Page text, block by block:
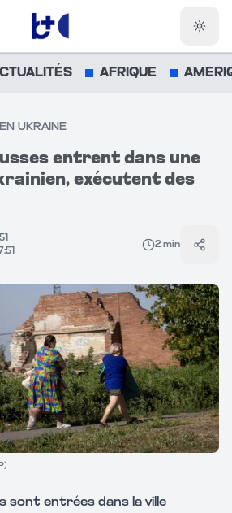
AFRIQUE
UKRAINE
entrent dans une
exécutent des
2 min
sont entrées dans la ville